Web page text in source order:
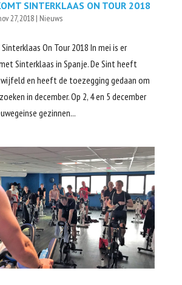
SINTERKLAAS ON TOUR 2018
27, 2018| Nieuws
On Tour 2018 In mei is er
Sinterklaas in Spanje. De Sint heeft
en heeft de toezegging gedaan om
in december. Op 2, 4 en 5 december
gezinnen...